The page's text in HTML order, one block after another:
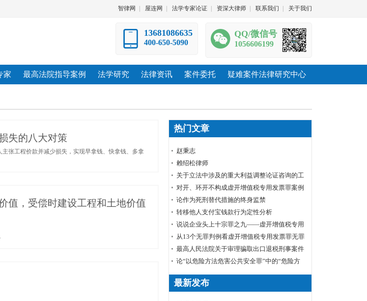
智律网 屋连网 法学专家论证 资深大律师 联系我们 关于我们
13681086635
400-650-5090
QQ/微信号
1056606199
家 最高法院指导案例 法学研究 法律资讯 案件委托 疑难案件法律研究中心
失的八大对策
张工程价款并减少损失，实现早拿钱、快拿钱、多拿
值，受偿时建设工程和土地价值
热门文章
赵秉志
赖绍松律师
关于立法中涉及的重大利益调整论证咨询的工
作规范
对开、环开不构成虚开增值税专用发票罪案例
裁判要旨
论作为死刑替代措施的终身监禁
转移他人支付宝钱款行为定性分析
说说企业头上十宗罪之九——虚开增值税专用
发票罪
从13个无罪判例看虚开增值税专用发票罪无罪
裁判要旨及无罪辩点
最高人民法院关于审理骗取出口退税刑事案件
具体应用法律若干问题的解释辑
论“以危险方法危害公共安全罪”中的“危险方
法”
最新发布